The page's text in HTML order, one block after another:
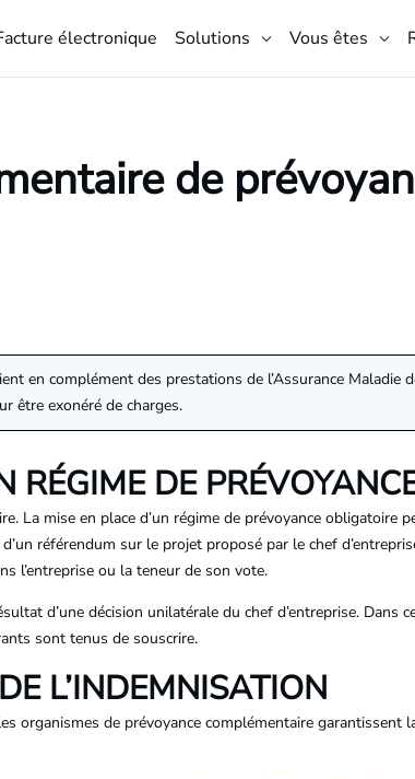
électronique Solutions Vous êtes
de
en complément des prestations de l’Assurance
être exonéré de charges.
RÉGIME DE
La mise en place d’un régime de prévoyance obligatoire
référendum sur le projet proposé par le chef
l’entreprise ou la teneur de son vote.
d’une décision unilatérale du chef d’entreprise.
sont tenus de souscrire.
L’INDEMNISATION
organismes de prévoyance complémentaire